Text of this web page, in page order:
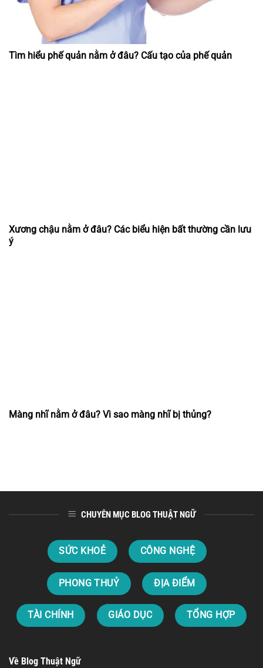
Tìm hiểu phế quản nằm ở đâu? Cấu tạo của phế quản
Xương chậu nằm ở đâu? Các biểu hiện bất thường cần lưu
ý
Màng nhĩ nằm ở đâu? Vì sao màng nhĩ bị thủng?
CHUYÊN MỤC BLOG THUẬT NGỮ
SỨC KHOẺ CÔNG NGHỆ
PHONG THUỶ ĐỊA ĐIỂM
TÀI CHÍNH GIÁO DỤC TỔNG HỢP
Về Blog Thuật Ngữ